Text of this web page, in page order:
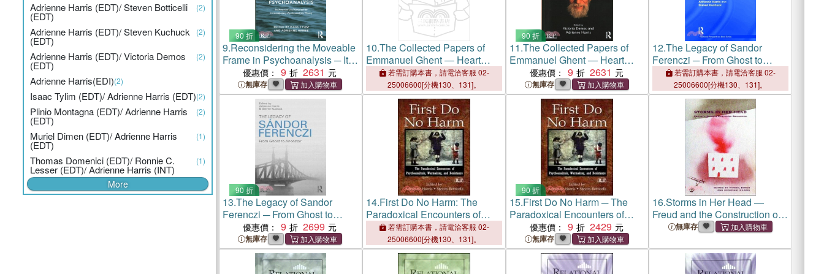
Adrienne Harris (EDT)/ Steven Botticelli
(EDT)
(2)
Adrienne Harris (EDT)/ Steven Kuchuck
(EDT)
(2)
Adrienne Harris (EDT)/ Victoria Demos
(EDT)
(2)
Adrienne Harris(EDI)(2)
Isaac Tylim (EDT)/ Adrienne Harris (EDT)(2)
Plinio Montagna (EDT)/ Adrienne Harris
(EDT)
(2)
Muriel Dimen (EDT)/ Adrienne Harris
(EDT)
(1)
Thomas Domenici (EDT)/ Ronnie C.
Lesser (EDT)/ Adrienne Harris (INT)
(1)
More
90 折
9.Reconsidering the Moveable
Frame in Psychoanalysis ─ Its
Function and Structure in
Contemporary Psychoanalytic
Theory
優惠價： 9 2631
無庫存
10.The Collected Papers of
Emmanuel Ghent ― Heart
Melts Forward
若需訂購本書，請電洽客服 02-
25006600[分機130、131]。
90 折
11.The Collected Papers of
Emmanuel Ghent ― Heart
Melts Forward
優惠價： 9 2631
無庫存
12.The Legacy of Sandor
Ferenczi ─ From Ghost to
Ancestor若需訂購本書，請電洽客服 02-
25006600[分機130、131]。
90 折
13.The Legacy of Sandor
Ferenczi ─ From Ghost to
Ancestor
優惠價： 9 2699
無庫存
14.First Do No Harm: The
Paradoxical Encounters of
Psychoanalysis, Warmaking,
and Resistance
若需訂購本書，請電洽客服 02-
25006600[分機130、131]。
90 折
15.First Do No Harm ─ The
Paradoxical Encounters of
Psychoanalysis, Warmaking,
and Resistance
優惠價： 9 2429
無庫存
16.Storms in Her Head ―
Freud and the Construction of
Hysteria
無庫存